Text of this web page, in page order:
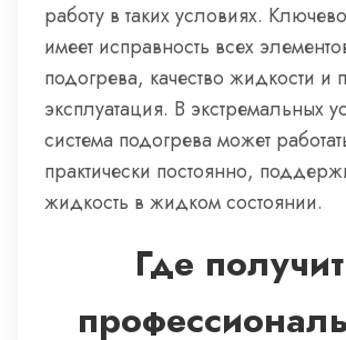
работу в таких условиях.
имеет исправность всех
подогрева, качество жидкости и
эксплуатация. В экстремальных
система подогрева может
практически постоянно,
жидкость в жидком состоянии.
Где